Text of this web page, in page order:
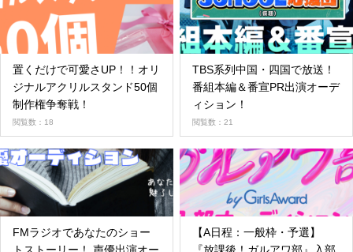
置くだけで可愛さUP！！オリ
ジナルアクリルスタンド50個
制作権争奪戦！
閲覧数：18
TBS系列中国・四国で放送！
番組本編＆番宣PR出演オーデ
ィション！
閲覧数：21
FMラジオであなたのショー
【A日程：一般枠・予選】